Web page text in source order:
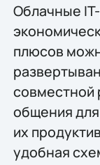
Облачные
плюсов
совместной
общения
их
удобная